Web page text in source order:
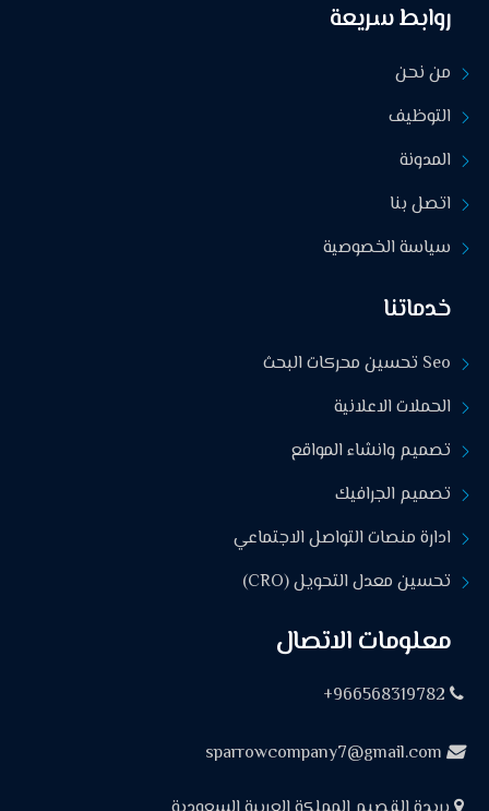
روابط سريعة
من نحن
التوظيف
المدونة
اتصل بنا
سياسة الخصوصية
خدماتنا
Seo تحسين محركات البحث
الحملات الاعلانية
تصميم وانشاء المواقع
تصميم الجرافيك
ادارة منصات التواصل الاجتماعي
تحسين معدل التحويل (CRO)
معلومات الاتصال
sparrowcompany7@gmail.com